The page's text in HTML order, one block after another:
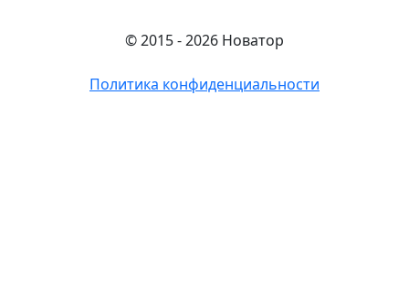
© 2015 - 2026 Новатор
Политика конфиденциальности